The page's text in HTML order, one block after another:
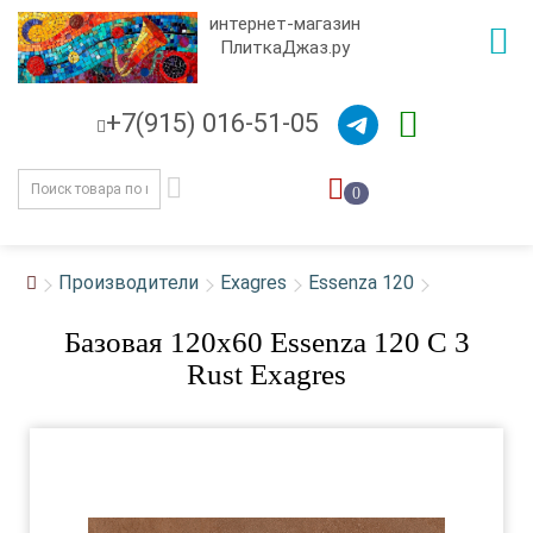
интернет-магазин
ПлиткаДжаз.ру
+7(915) 016-51-05
0
Производители Exagres Essenza 120
Базовая 120x60 Essenza 120 С 3
Rust Exagres